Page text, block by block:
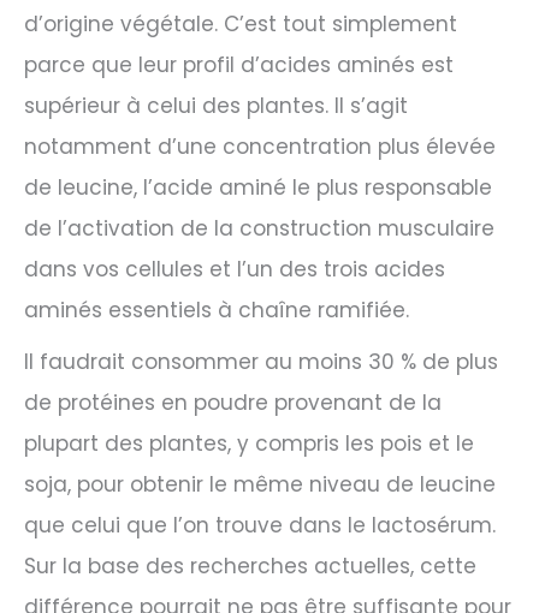
d’origine végétale. C’est tout simplement
parce que leur profil d’acides aminés est
supérieur à celui des plantes. Il s’agit
notamment d’une concentration plus élevée
de leucine, l’acide aminé le plus responsable
de l’activation de la construction musculaire
dans vos cellules et l’un des trois acides
aminés essentiels à chaîne ramifiée.
Il faudrait consommer au moins 30 % de plus
de protéines en poudre provenant de la
plupart des plantes, y compris les pois et le
soja, pour obtenir le même niveau de leucine
que celui que l’on trouve dans le lactosérum.
Sur la base des recherches actuelles, cette
différence pourrait ne pas être suffisante pour